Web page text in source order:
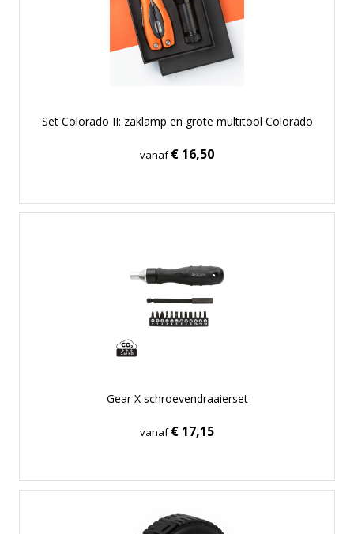
Set Colorado II: zaklamp en grote multitool Colorado
vanaf€ 16,50
Gear X schroevendraaierset
vanaf€ 17,15